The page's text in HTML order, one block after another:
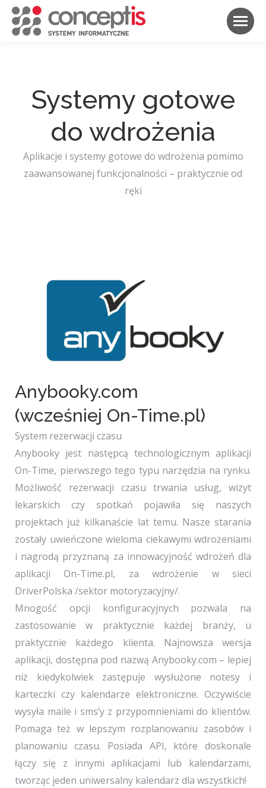
Systemy gotowe
do wdrożenia
Aplikacje i systemy gotowe do wdrożenia pomimo
zaawansowanej funkcjonalności – praktycznie od
ręki
Anybooky.com
(wcześniej On-Time.pl)
System rezerwacji czasu
Anybooky jest następcą technologicznym aplikacji
On-Time, pierwszego tego typu narzędzia na rynku.
Możliwość rezerwacji czasu trwania usług, wizyt
lekarskich czy spotkań pojawiła się naszych
projektach już kilkanaście lat temu. Nasze starania
zostały uwieńczone wieloma ciekawymi wdrożeniami
i nagrodą przyznaną za innowacyjność wdrożeń dla
aplikacji On-Time.pl, za wdrożenie w sieci
DriverPolska /sektor motoryzacyjny/.
Mnogość opcji konfiguracyjnych pozwala na
zastosowanie w praktycznie każdej branży, u
praktycznie każdego klienta. Najnowsza wersja
aplikacji, dostępna pod nazwą Anybooky.com – lepiej
niż kiedykolwiek zastępuje wysłużone notesy i
karteczki czy kalendarze elektroniczne. Oczywiście
wysyła maile i sms’y z przypomnieniami do klientów.
Pomaga też w lepszym rozplanowaniu zasobów i
planowaniu czasu. Posiada API, które doskonale
łączy się z innymi aplikacjami lub kalendarzami,
tworząc jeden uniwersalny kalendarz dla wszystkich!